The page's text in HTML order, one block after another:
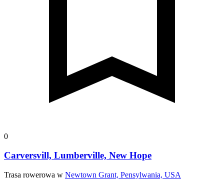
0
Carversvill, Lumberville, New Hope
Trasa rowerowa w Newtown Grant, Pensylwania, USA